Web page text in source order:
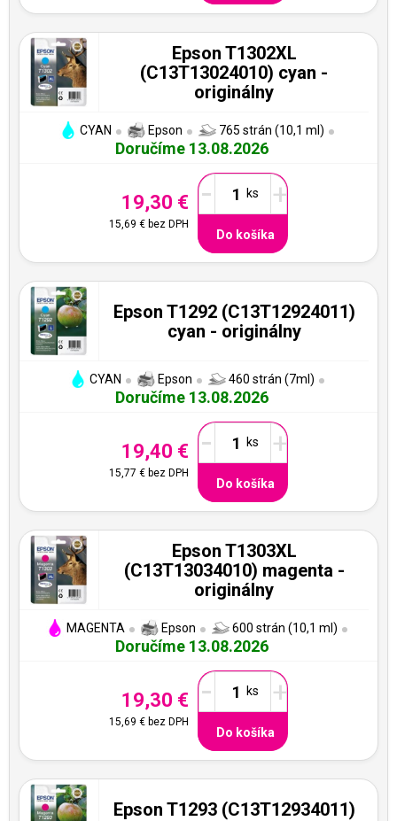
Epson T1302XL
(C13T13024010) cyan -
originálny
CYAN Epson 765 strán (10,1 ml)
Doručíme 13.08.2026
19,30 €
15,69 € bez DPH
- +
Do košíka
Epson T1292 (C13T12924011)
cyan - originálny
CYAN Epson 460 strán (7ml)
Doručíme 13.08.2026
19,40 €
15,77 € bez DPH
- +
Do košíka
Epson T1303XL
(C13T13034010) magenta -
originálny
MAGENTA Epson 600 strán (10,1 ml)
Doručíme 13.08.2026
19,30 €
15,69 € bez DPH
- +
Do košíka
Epson T1293 (C13T12934011)